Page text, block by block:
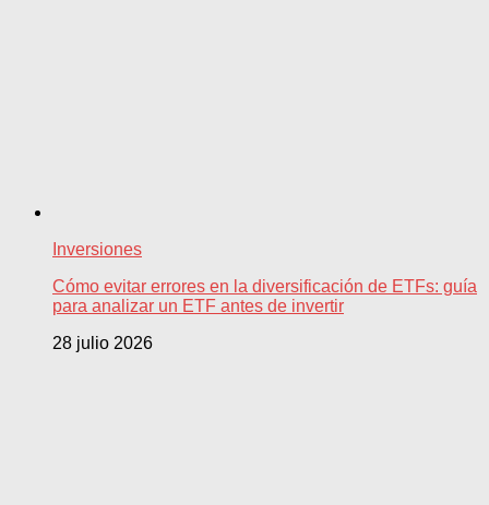
Inversiones
Cómo evitar errores en la diversificación de ETFs: guía
para analizar un ETF antes de invertir
28 julio 2026